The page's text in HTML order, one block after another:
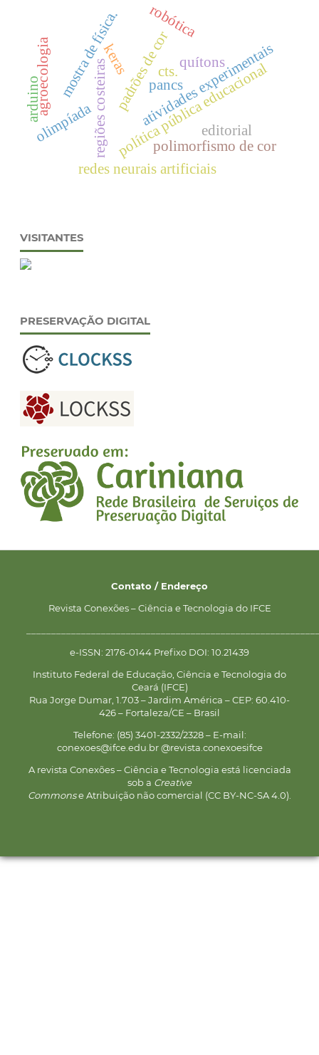
editorial
padrões de cor
atividades experimentais
mostra de física.
política pública educacional
polimorfismo de cor
quítons
regiões costeiras
olimpíada
robótica
redes neurais artificiais
keras cts.
agroecologia
arduino pancs
VISITANTES
PRESERVAÇÃO DIGITAL
Contato / Endereço
Revista Conexões – Ciência e Tecnologia do IFCE
e-ISSN: 2176-0144 Prefixo DOI: 10.21439
Instituto Federal de Educação, Ciência e Tecnologia do
Ceará (IFCE)
Rua Jorge Dumar, 1.703 – Jardim América – CEP: 60.410-
426 – Fortaleza/CE – Brasil
Telefone: (85) 3401-2332/2328 – E-mail:
conexoes@ifce.edu.br @revista.conexoesifce
A revista Conexões – Ciência e Tecnologia está licenciada
sob a Creative
Commonse Atribuição não comercial (CC BY-NC-SA 4.0).